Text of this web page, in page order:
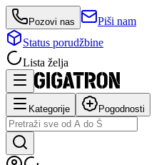
Pozovi nas
Piši nam
Status porudžbine
Lista želja
Kategorije Pogodnosti